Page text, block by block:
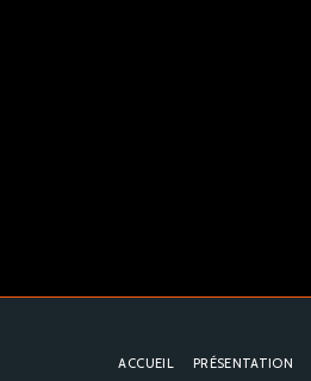
ACCUEIL PRÉSENTATION